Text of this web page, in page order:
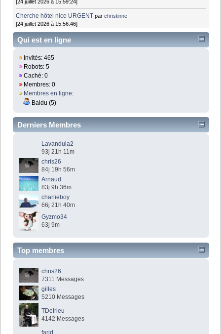
[24 juillet 2026 à 15:59:24]
Cherche hôtel nice URGENT parchristinne
[24 juillet 2026 à 15:56:46]
Qui est en ligne
Invités: 465
Robots: 5
Caché: 0
Membres: 0
Membres en ligne:
Baidu (5)
Derniers Membres
Lavandula2
93j 21h 11m
chris26
84j 19h 56m
Arnaud
83j 9h 36m
charlieboy
66j 21h 40m
Gyzmo34
63j 9m
Top membres
chris26
7311 Messages
gilles
5210 Messages
TDelrieu
4142 Messages
farid